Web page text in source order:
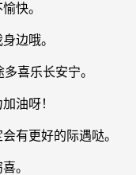
快。
边哦。
喜乐长安宁。
油呀！
有更好的际遇哒。
。